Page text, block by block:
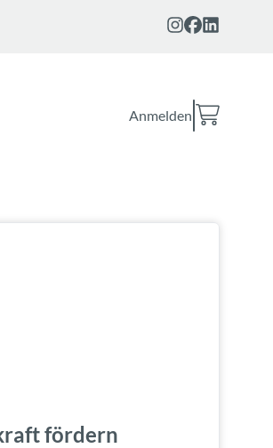
Anmelden
fördern